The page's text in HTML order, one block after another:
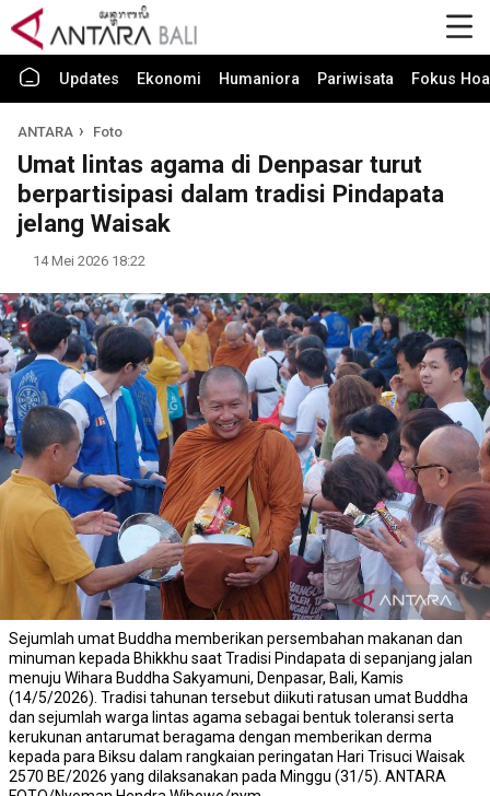
Updates Ekonomi Humaniora Pariwisata Fokus
ANTARA Foto
Umat lintas agama di Denpasar turut
berpartisipasi dalam tradisi Pindapata
jelang Waisak
14 Mei 2026 18:22
Sejumlah umat Buddha memberikan persembahan makanan dan
minuman kepada Bhikkhu saat Tradisi Pindapata di sepanjang jalan
menuju Wihara Buddha Sakyamuni, Denpasar, Bali, Kamis
(14/5/2026). Tradisi tahunan tersebut diikuti ratusan umat Buddha
dan sejumlah warga lintas agama sebagai bentuk toleransi serta
kerukunan antarumat beragama dengan memberikan derma
kepada para Biksu dalam rangkaian peringatan Hari Trisuci Waisak
2570 BE/2026 yang dilaksanakan pada Minggu (31/5). ANTARA